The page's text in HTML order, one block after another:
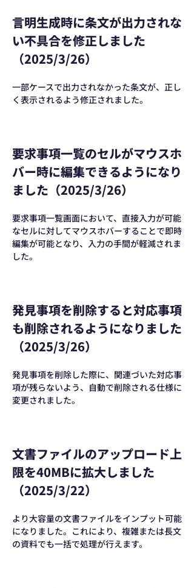
言明生成時に条文が出力されな
い不具合を修正しました
（2025/3/26）
一部ケースで出力されなかった条文が、正し
く表示されるよう修正されました。
要求事項一覧のセルがマウスホ
バー時に編集できるようになり
ました（2025/3/26）
要求事項一覧画面において、直接入力が可能
なセルに対してマウスホバーすることで即時
編集が可能となり、入力の手間が軽減されま
した。
発見事項を削除すると対応事項
も削除されるようになりました
（2025/3/26）
発見事項を削除した際に、関連づいた対応事
項が残らないよう、自動で削除される仕様に
変更されました。
文書ファイルのアップロード上
限を40MBに拡大しました
（2025/3/22）
より大容量の文書ファイルをインプット可能
になりました。これにより、複雑または長文
の資料でも一括で処理が行えます。